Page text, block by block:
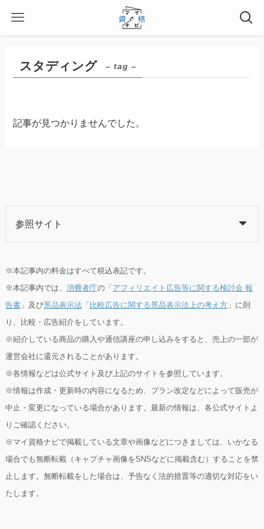
スタディング – tag –
記事が見つかりませんでした。
参照サイト
※本記事内の料金はすべて税込表記です。
※本記事内では、 消費者庁の「 アフィリエイト広告等に関する検討会 報
告書」及び景品表示法「 比較広告に関する景品表示法上の考え方」に則
り、比較・広告紹介をしています。
※紹介している商品の購入や通信講座の申し込みをすると、売上の一部が
運営会社に還元されることがあります。
※各情報などは公式サイト及び上記のサイトを参照しています。
※情報は作成・更新時の内容になるため、プラン改定などによって販売が
中止・変更になっている場合があります。最新の情報は、各公式サイトよ
りご確認ください。
※マイ資格ナビで掲載している文章や画像などにつきましては、いかなる
場合でも無断転載（キャプチャ画像をSNSなどに掲載含む）することを禁
止します。無断転載をした場合は、予告なく法的措置等の適切な対応をい
たします。